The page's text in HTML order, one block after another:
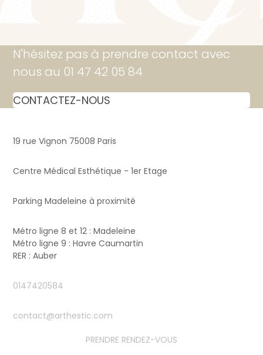
N'hésitez pas à prendre contact avec
nous au 01 47 42 05 84
CONTACTEZ-NOUS
19 rue Vignon 75008 Paris
Centre Médical Esthétique - 1er Etage
Parking Madeleine à proximité
Métro ligne 8 et 12 : Madeleine
Métro ligne 9 : Havre Caumartin
RER : Auber
0147420584
contact@arthestic.com
PRENDRE RENDEZ-VOUS